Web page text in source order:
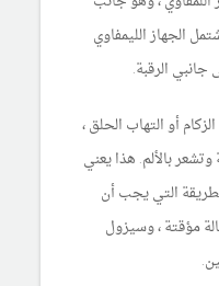
الجهاز الليمفاوي
أو التهاب الحلق ،
وتشعر بالألم. هذا يعني
التي يجب أن
مؤقتة ، وسيزول